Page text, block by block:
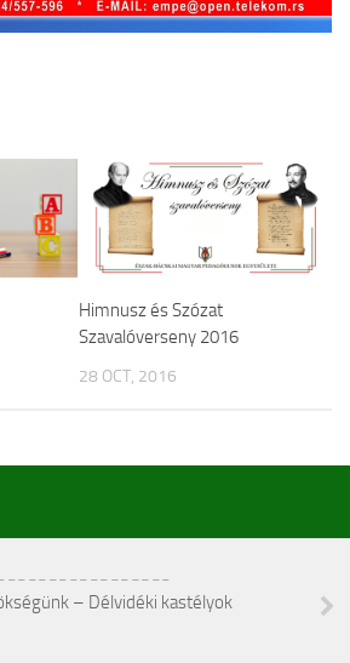
Himnusz és Szózat
Szavalóverseny 2016
28 OCT, 2016
– Délvidéki kastélyok